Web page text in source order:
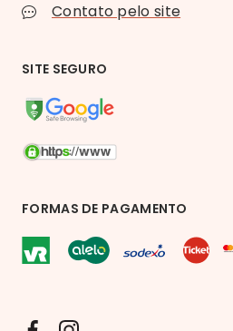
Contato pelo site
SITE SEGURO
FORMAS DE PAGAMENTO